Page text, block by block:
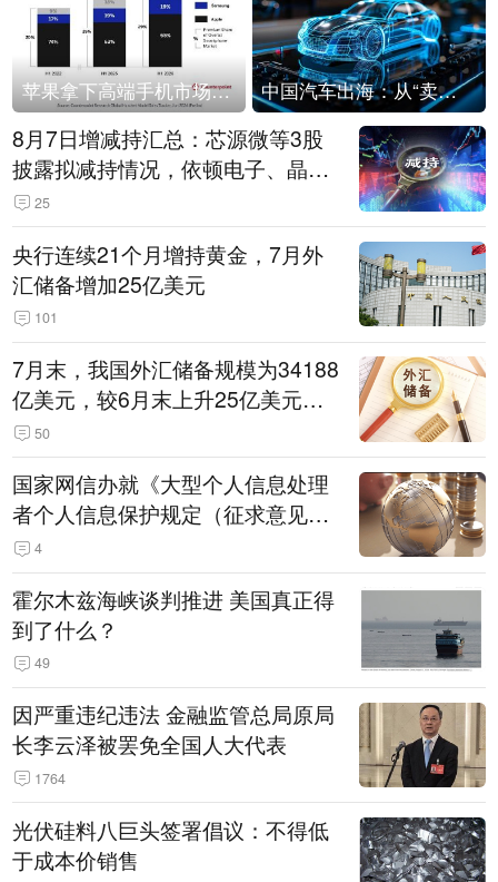
苹果拿下高端手机市场65%的份额：iPhone 17系列功不可没 中国汽车出海：从“卖出去”到“走进去”
8月7日增减持汇总：芯源微等3股
披露拟减持情况，依顿电子、晶华
微拟增持（表）
25
央行连续21个月增持黄金，7月外
汇储备增加25亿美元
101
7月末，我国外汇储备规模为34188
亿美元，较6月末上升25亿美元，
升幅为0.07%
50
国家网信办就《大型个人信息处理
者个人信息保护规定（征求意见
稿）》公开征求意见
4
霍尔木兹海峡谈判推进 美国真正得
到了什么？
49
因严重违纪违法 金融监管总局原局
长李云泽被罢免全国人大代表
1764
光伏硅料八巨头签署倡议：不得低
于成本价销售